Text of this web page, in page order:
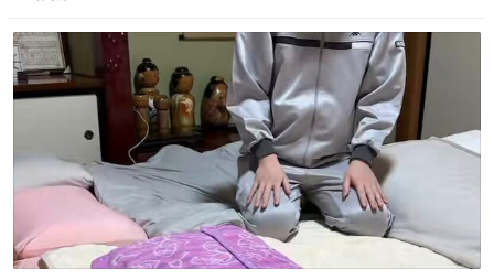
人＿ ＞今日は私服＜ ￣Y^Y^Y^Y^Y^￣ #白樹鳥取大阪コ
ナン旅行2026
ト
数
数